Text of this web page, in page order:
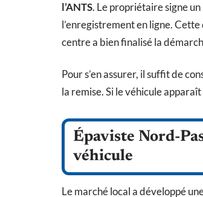
l’ANTS. Le propriétaire signe
l’enregistrement en ligne.
centre a bien finalisé la
Pour s’en assurer, il suffit de
la remise. Si le véhicule
Épaviste Nord-
véhicule
Le marché local a développé